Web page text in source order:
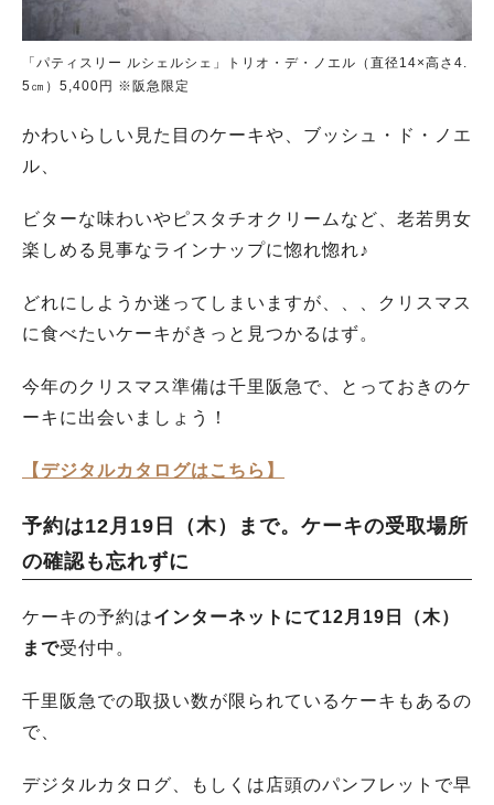
「パティスリー ルシェルシェ」トリオ・デ・ノエル（直径14×高さ4.
5㎝）5,400円 ※阪急限定
かわいらしい見た目のケーキや、ブッシュ・ド・ノエ
ル、
ビターな味わいやピスタチオクリームなど、老若男女
楽しめる見事なラインナップに惚れ惚れ♪
どれにしようか迷ってしまいますが、、、クリスマス
に食べたいケーキがきっと見つかるはず。
今年のクリスマス準備は千里阪急で、とっておきのケ
ーキに出会いましょう！
【デジタルカタログはこちら】
予約は12月19日（木）まで。ケーキの受取場所
の確認も忘れずに
ケーキの予約はインターネットにて12月19日（木）
まで受付中。
千里阪急での取扱い数が限られているケーキもあるの
で、
デジタルカタログ、もしくは店頭のパンフレットで早